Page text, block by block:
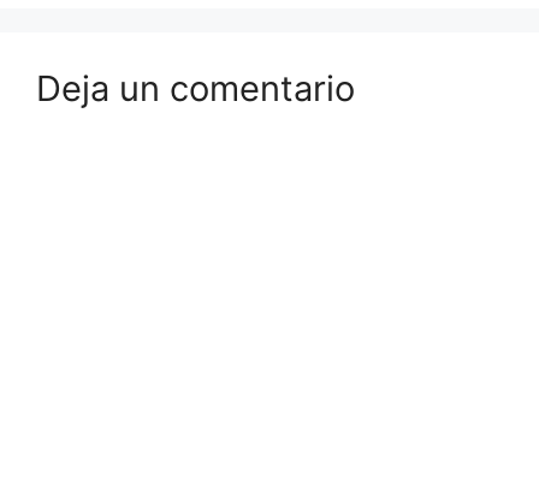
Deja un comentario